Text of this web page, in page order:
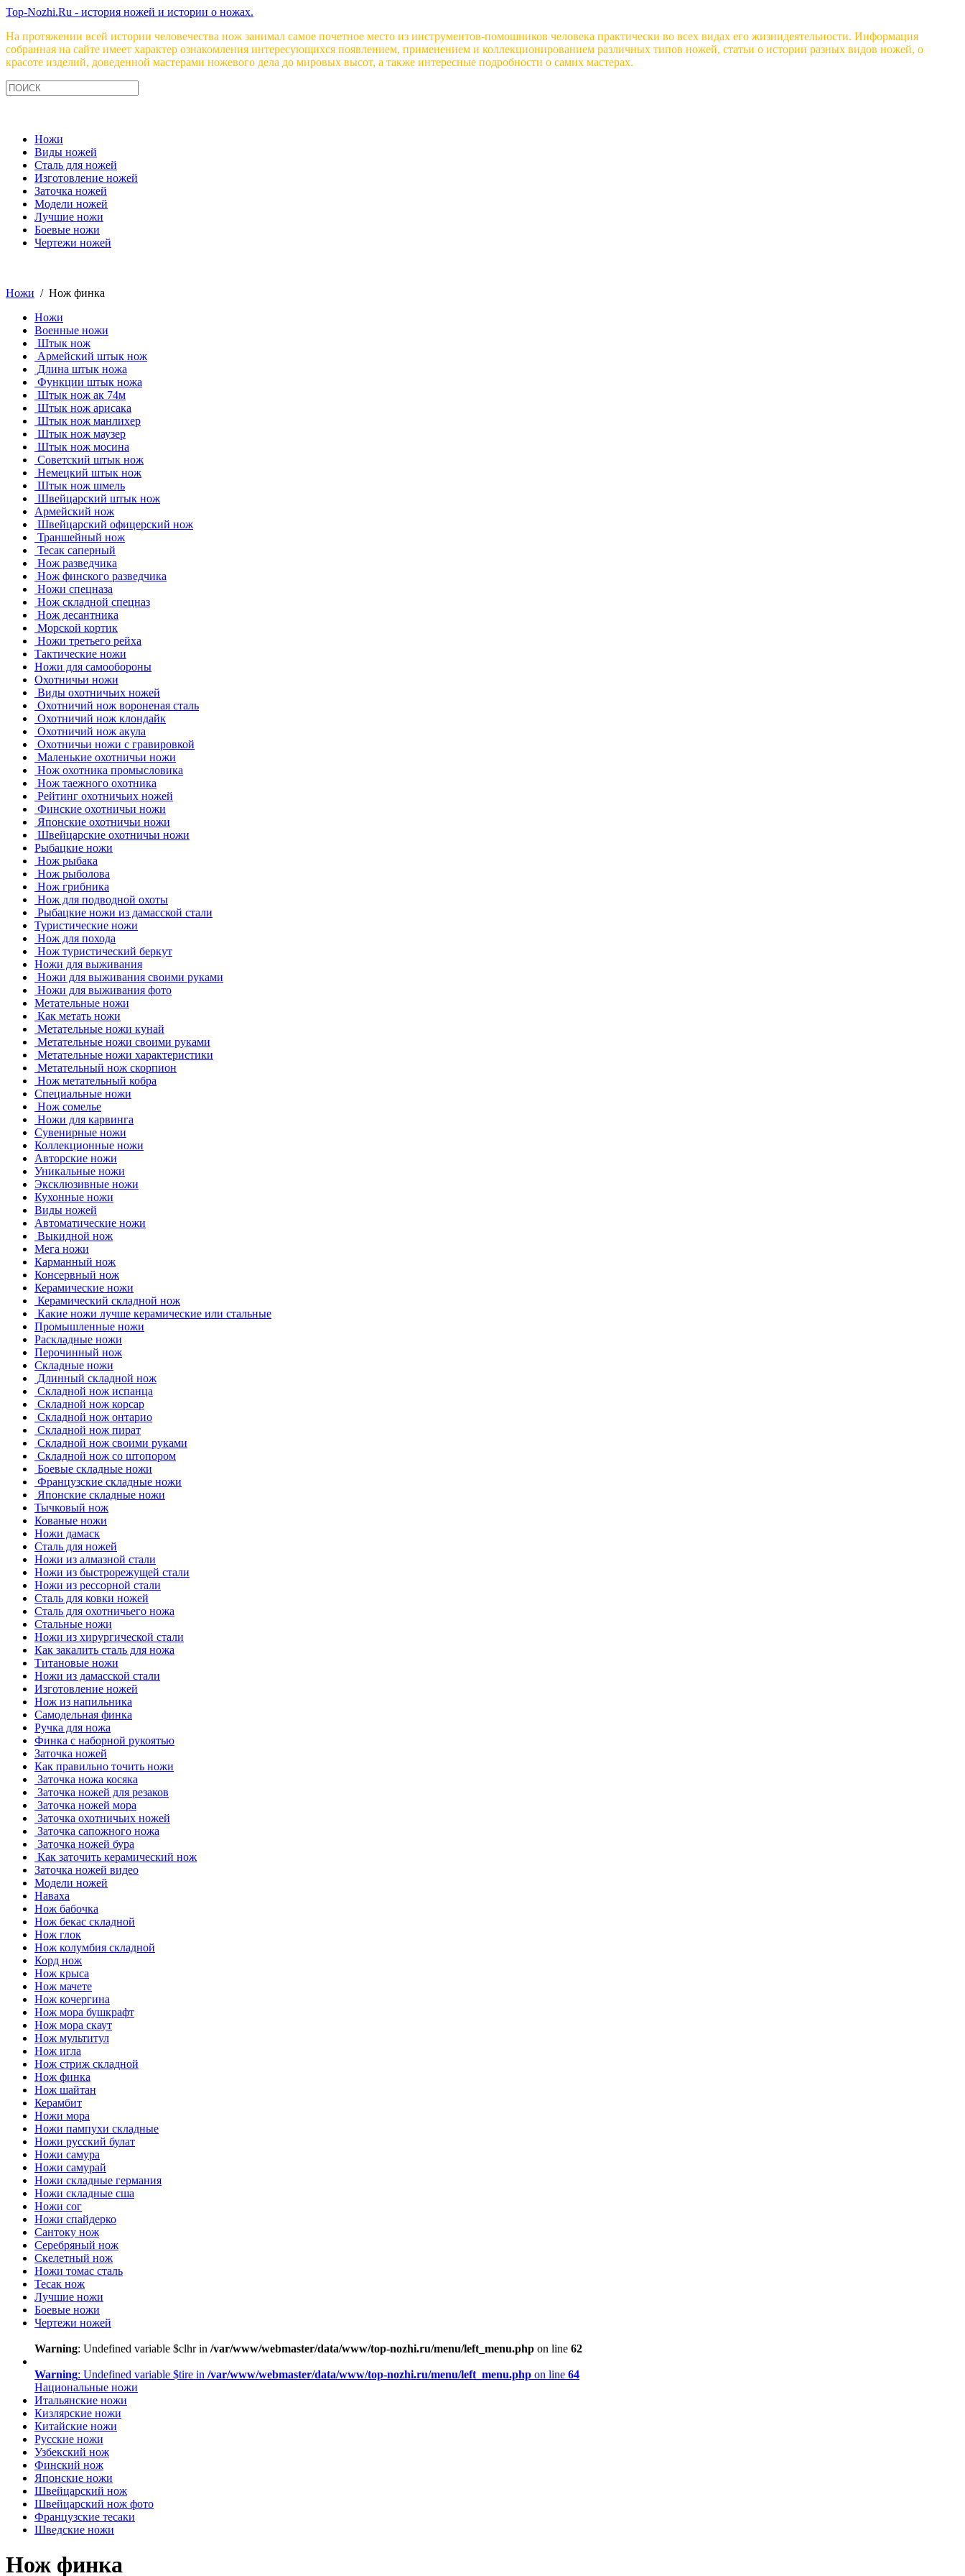
Top-Nozhi.Ru - история ножей и истории о ножах.
На протяжении всей истории человечества нож занимал самое почетное место из инструментов-помошников человека практически во всех видах его жизнидеятельности. Информация
собранная на сайте имеет характер ознакомления интересующихся появлением, применением и коллекционированием различных типов ножей, статьи о истории разных видов ножей, о
красоте изделий, доведенной мастерами ножевого дела до мировых высот, а также интересные подробности о самих мастерах.
Ножи
Виды ножей
Сталь для ножей
Изготовление ножей
Заточка ножей
Модели ножей
Лучшие ножи
Боевые ножи
Чертежи ножей
Ножи / Нож финка
Ножи
Военные ножи
Штык нож
Армейский штык нож
Длина штык ножа
Функции штык ножа
Штык нож ак 74м
Штык нож арисака
Штык нож манлихер
Штык нож маузер
Штык нож мосина
Советский штык нож
Немецкий штык нож
Штык нож шмель
Швейцарский штык нож
Армейский нож
Швейцарский офицерский нож
Траншейный нож
Тесак саперный
Нож разведчика
Нож финского разведчика
Ножи спецназа
Нож складной спецназ
Нож десантника
Морской кортик
Ножи третьего рейха
Тактические ножи
Ножи для самообороны
Охотничьи ножи
Виды охотничьих ножей
Охотничий нож вороненая сталь
Охотничий нож клондайк
Охотничий нож акула
Охотничьи ножи с гравировкой
Маленькие охотничьи ножи
Нож охотника промысловика
Нож таежного охотника
Рейтинг охотничьих ножей
Финские охотничьи ножи
Японские охотничьи ножи
Швейцарские охотничьи ножи
Рыбацкие ножи
Нож рыбака
Нож рыболова
Нож грибника
Нож для подводной охоты
Рыбацкие ножи из дамасской стали
Туристические ножи
Нож для похода
Нож туристический беркут
Ножи для выживания
Ножи для выживания своими руками
Ножи для выживания фото
Метательные ножи
Как метать ножи
Метательные ножи кунай
Метательные ножи своими руками
Метательные ножи характеристики
Метательный нож скорпион
Нож метательный кобра
Специальные ножи
Нож сомелье
Ножи для карвинга
Сувенирные ножи
Коллекционные ножи
Авторские ножи
Уникальные ножи
Эксклюзивные ножи
Кухонные ножи
Виды ножей
Автоматические ножи
Выкидной нож
Мега ножи
Карманный нож
Консервный нож
Керамические ножи
Керамический складной нож
Какие ножи лучше керамические или стальные
Промышленные ножи
Раскладные ножи
Перочинный нож
Складные ножи
Длинный складной нож
Складной нож испанца
Складной нож корсар
Складной нож онтарио
Складной нож пират
Складной нож своими руками
Складной нож со штопором
Боевые складные ножи
Французские складные ножи
Японские складные ножи
Тычковый нож
Кованые ножи
Ножи дамаск
Сталь для ножей
Ножи из алмазной стали
Ножи из быстрорежущей стали
Ножи из рессорной стали
Сталь для ковки ножей
Сталь для охотничьего ножа
Стальные ножи
Ножи из хирургической стали
Как закалить сталь для ножа
Титановые ножи
Ножи из дамасской стали
Изготовление ножей
Нож из напильника
Самодельная финка
Ручка для ножа
Финка с наборной рукоятью
Заточка ножей
Как правильно точить ножи
Заточка ножа косяка
Заточка ножей для резаков
Заточка ножей мора
Заточка охотничьих ножей
Заточка сапожного ножа
Заточка ножей бура
Как заточить керамический нож
Заточка ножей видео
Модели ножей
Наваха
Нож бабочка
Нож бекас складной
Нож глок
Нож колумбия складной
Корд нож
Нож крыса
Нож мачете
Нож кочергина
Нож мора бушкрафт
Нож мора скаут
Нож мультитул
Нож игла
Нож стриж складной
Нож финка
Нож шайтан
Керамбит
Ножи мора
Ножи пампухи складные
Ножи русский булат
Ножи самура
Ножи самурай
Ножи складные германия
Ножи складные сша
Ножи сог
Ножи спайдерко
Сантоку нож
Серебряный нож
Скелетный нож
Ножи томас сталь
Тесак нож
Лучшие ножи
Боевые ножи
Чертежи ножей
Warning: Undefined variable $clhr in /var/www/webmaster/data/www/top-nozhi.ru/menu/left_menu.php on line 62
Warning: Undefined variable $tire in /var/www/webmaster/data/www/top-nozhi.ru/menu/left_menu.php on line 64
Национальные ножи
Итальянские ножи
Кизлярские ножи
Китайские ножи
Русские ножи
Узбекский нож
Финский нож
Японские ножи
Швейцарский нож
Швейцарский нож фото
Французские тесаки
Шведские ножи
Нож финка